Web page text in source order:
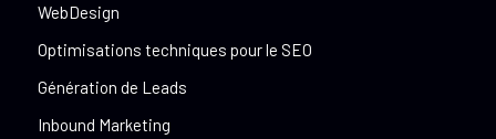
WebDesign
Optimisations techniques pour le SEO
Génération de Leads
Inbound Marketing